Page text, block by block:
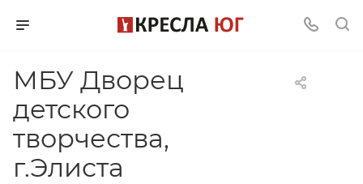
МБУ Дворец
детского
творчества,
г.Элиста